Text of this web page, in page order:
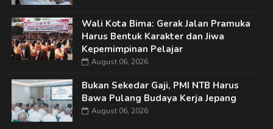
Wali Kota Bima: Gerak Jalan Pramuka
Harus Bentuk Karakter dan Jiwa
Kepemimpinan Pelajar
August 06, 2026
Bukan Sekedar Gaji, PMI NTB Harus
Bawa Pulang Budaya Kerja Jepang
August 06, 2026